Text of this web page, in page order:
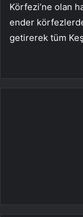
Körfezi’ne olan
ender
getirerek tüm